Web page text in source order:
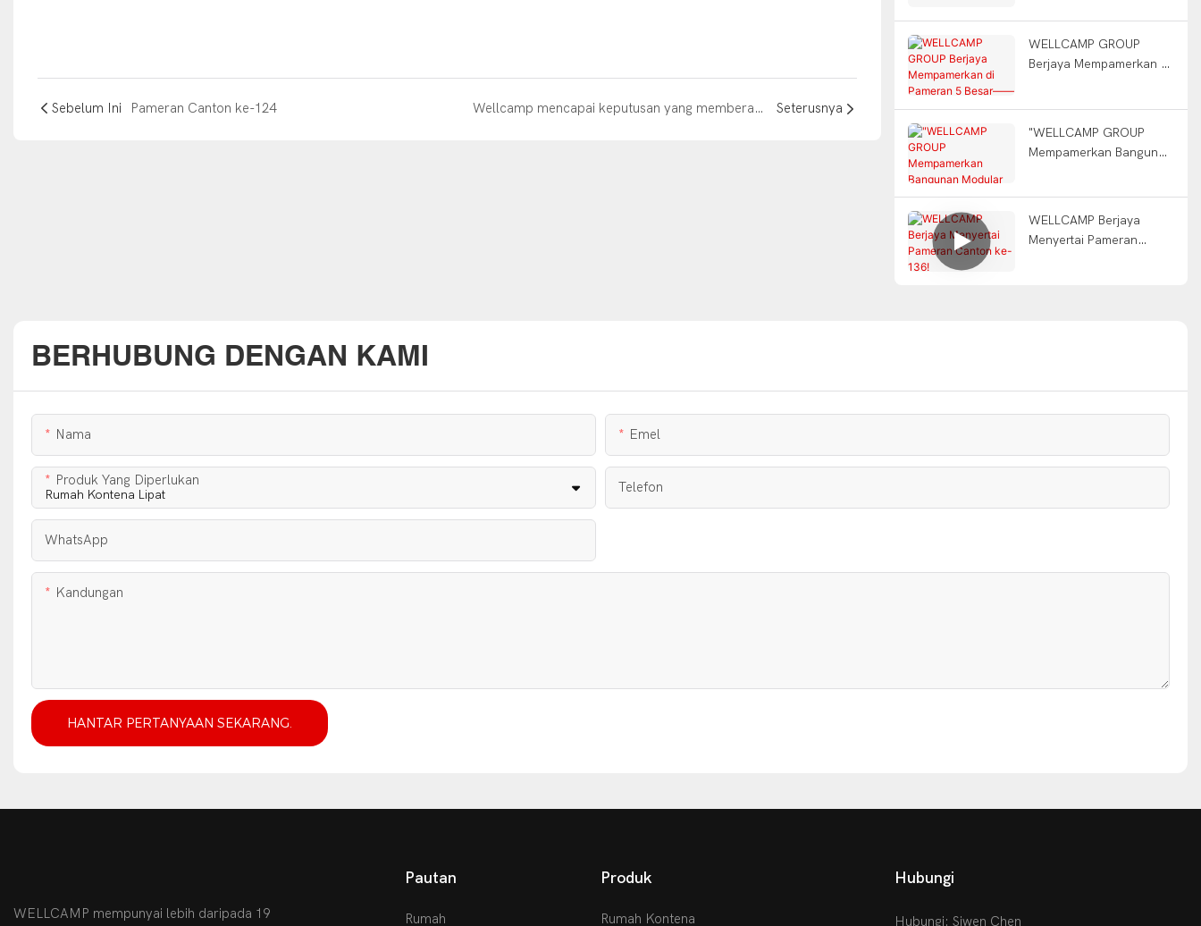
Sebelum Ini Pameran Canton ke-124 Wellcamp mencapai keputusan yang memberangsangkan dalam Pameran Canton ke-125 Seterusnya
WELLCAMP GROUP
Berjaya Mempamerkan di
"WELLCAMP GROUP
Mempamerkan Bangunan
WELLCAMP Berjaya
Menyertai Pameran
BERHUBUNG DENGAN KAMI
Nama Emel
Produk Yang Diperlukan Telefon
WhatsApp
Kandungan
HANTAR PERTANYAAN SEKARANG.
WELLCAMP mempunyai lebih daripada 19
Pautan
Rumah
Produk
Rumah Kontena
Hubungi
Hubungi: Siwen Chen